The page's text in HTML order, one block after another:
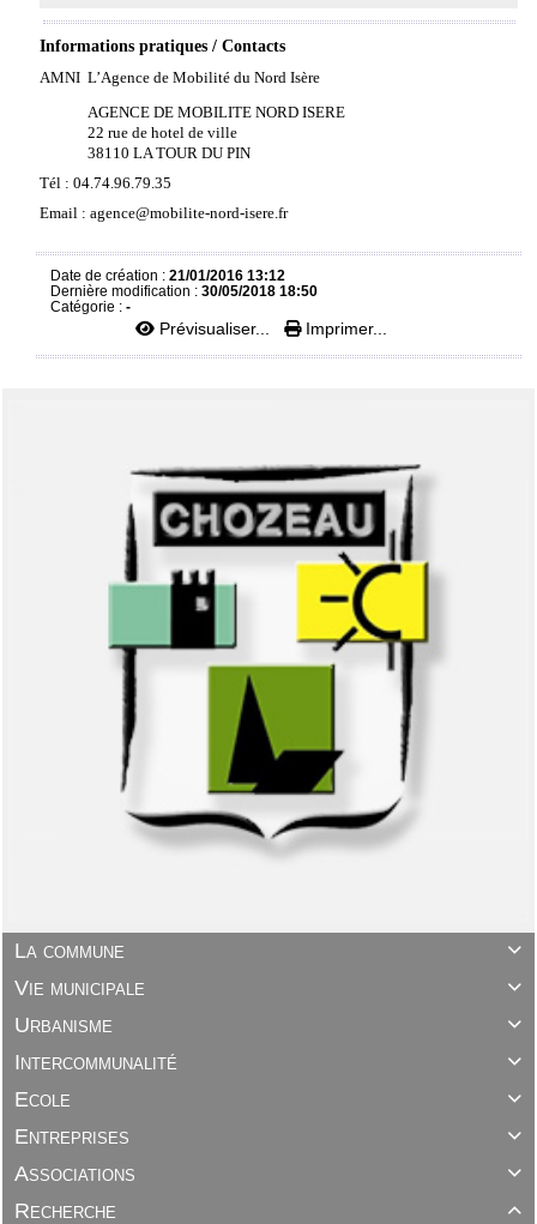

La commune

Vie municipale

Urbanisme

Intercommunalité

Ecole

Entreprises

Associations

Recherche
Informations pratiques / Contacts
AMNI  L’Agence de Mobilité du Nord Isère
AGENCE DE MOBILITE NORD ISERE
22 rue de hotel de ville
38110 LA TOUR DU PIN
Tél : 04.74.96.79.35
Email : agence@mobilite-nord-isere.fr
Date de création : 21/01/2016 13:12
Dernière modification : 30/05/2018 18:50
Catégorie : -
Prévisualiser... Imprimer...